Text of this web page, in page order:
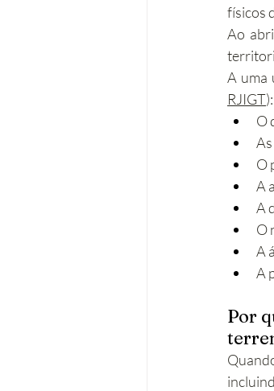
físicos
Ao
A uma
RJIGT):
O
O
A
A
O
A
A
Por